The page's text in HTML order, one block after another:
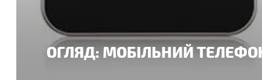
ОГЛЯД: МОБІЛЬНИЙ ТЕЛЕФОН